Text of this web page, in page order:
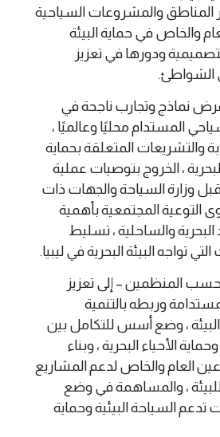
المناطق والمشروعات السياحية
والخاص في حماية البيئة
ودورها في تعزيز
الشواطئ.
نماذج وتجارب ناجحة في
المستدام محليًا وعالميًا ،
والتشريعات المتعلقة بحماية
، الخروج بتوصيات عملية
وزارة السياحة والجهات ذات
التوعية المجتمعية بأهمية
والساحلية ، تسليط
تواجه البيئة البحرية في ليبيا.
المنظمين – إلى تعزيز
وربطه بالتنمية
البيئة ، وضع أسس للتكامل بين
الأحياء البحرية ، وبناء
العام والخاص لدعم المشاريع
، والمساهمة في وضع
السياحة البيئية وحماية